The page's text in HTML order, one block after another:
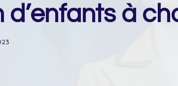
d’enfants à